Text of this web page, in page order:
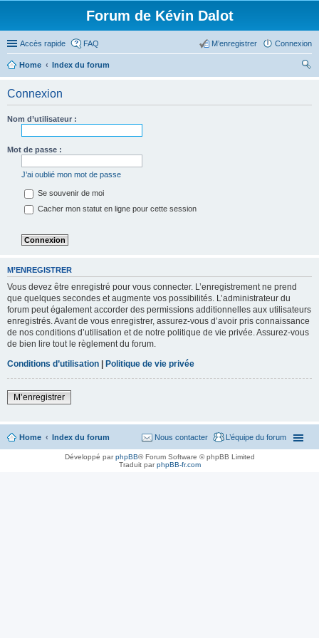
Forum de Kévin Dalot
Accès rapide FAQ Connexion
M’enregistrer
Home
Index du forum
Connexion
Nom d’utilisateur :
Mot de passe :
J’ai oublié mon mot de passe
Se souvenir de moi
Cacher mon statut en ligne pour cette session
M’ENREGISTRER
Vous devez être enregistré pour vous connecter. L’enregistrement ne prend
que quelques secondes et augmente vos possibilités. L’administrateur du
forum peut également accorder des permissions additionnelles aux utilisateurs
enregistrés. Avant de vous enregistrer, assurez-vous d’avoir pris connaissance
de nos conditions d’utilisation et de notre politique de vie privée. Assurez-vous
de bien lire tout le règlement du forum.
Conditions d’utilisation | Politique de vie privée
M’enregistrer
Home Index du forum L’équipe du forum
Nous contacter
Développé parphpBB® Forum Software © phpBB Limited
Traduit parphpBB-fr.com